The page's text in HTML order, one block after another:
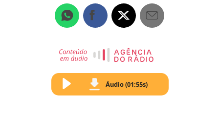
Áudio (01:55s)